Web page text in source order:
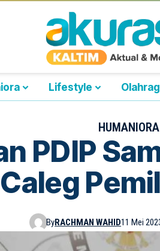
Lifestyle
HUMANIORA
PDIP
Caleg
ByRACHMAN WAHID11 Mei